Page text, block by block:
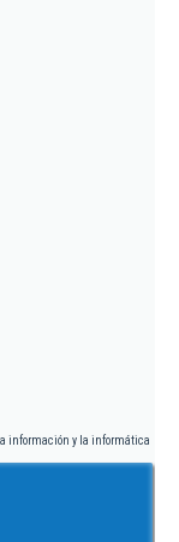
información y la informática